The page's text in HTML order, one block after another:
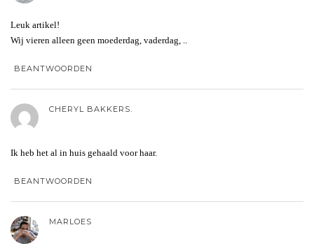
Leuk artikel!
Wij vieren alleen geen moederdag, vaderdag, ..
BEANTWOORDEN
CHERYL BAKKERS.
Ik heb het al in huis gehaald voor haar.
BEANTWOORDEN
MARLOES